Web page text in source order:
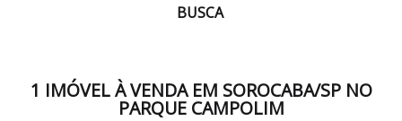
BUSCA
1 IMÓVEL À VENDA EM SOROCABA/SP NO
PARQUE CAMPOLIM